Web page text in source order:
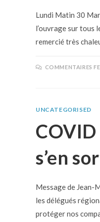
Lundi Matin 30
l’ouvrage sur tous
remercié très
COMMENTAIRES
UNCATEGORISED
COVID
s’en
Message de Jean-
les délégués
protéger nos